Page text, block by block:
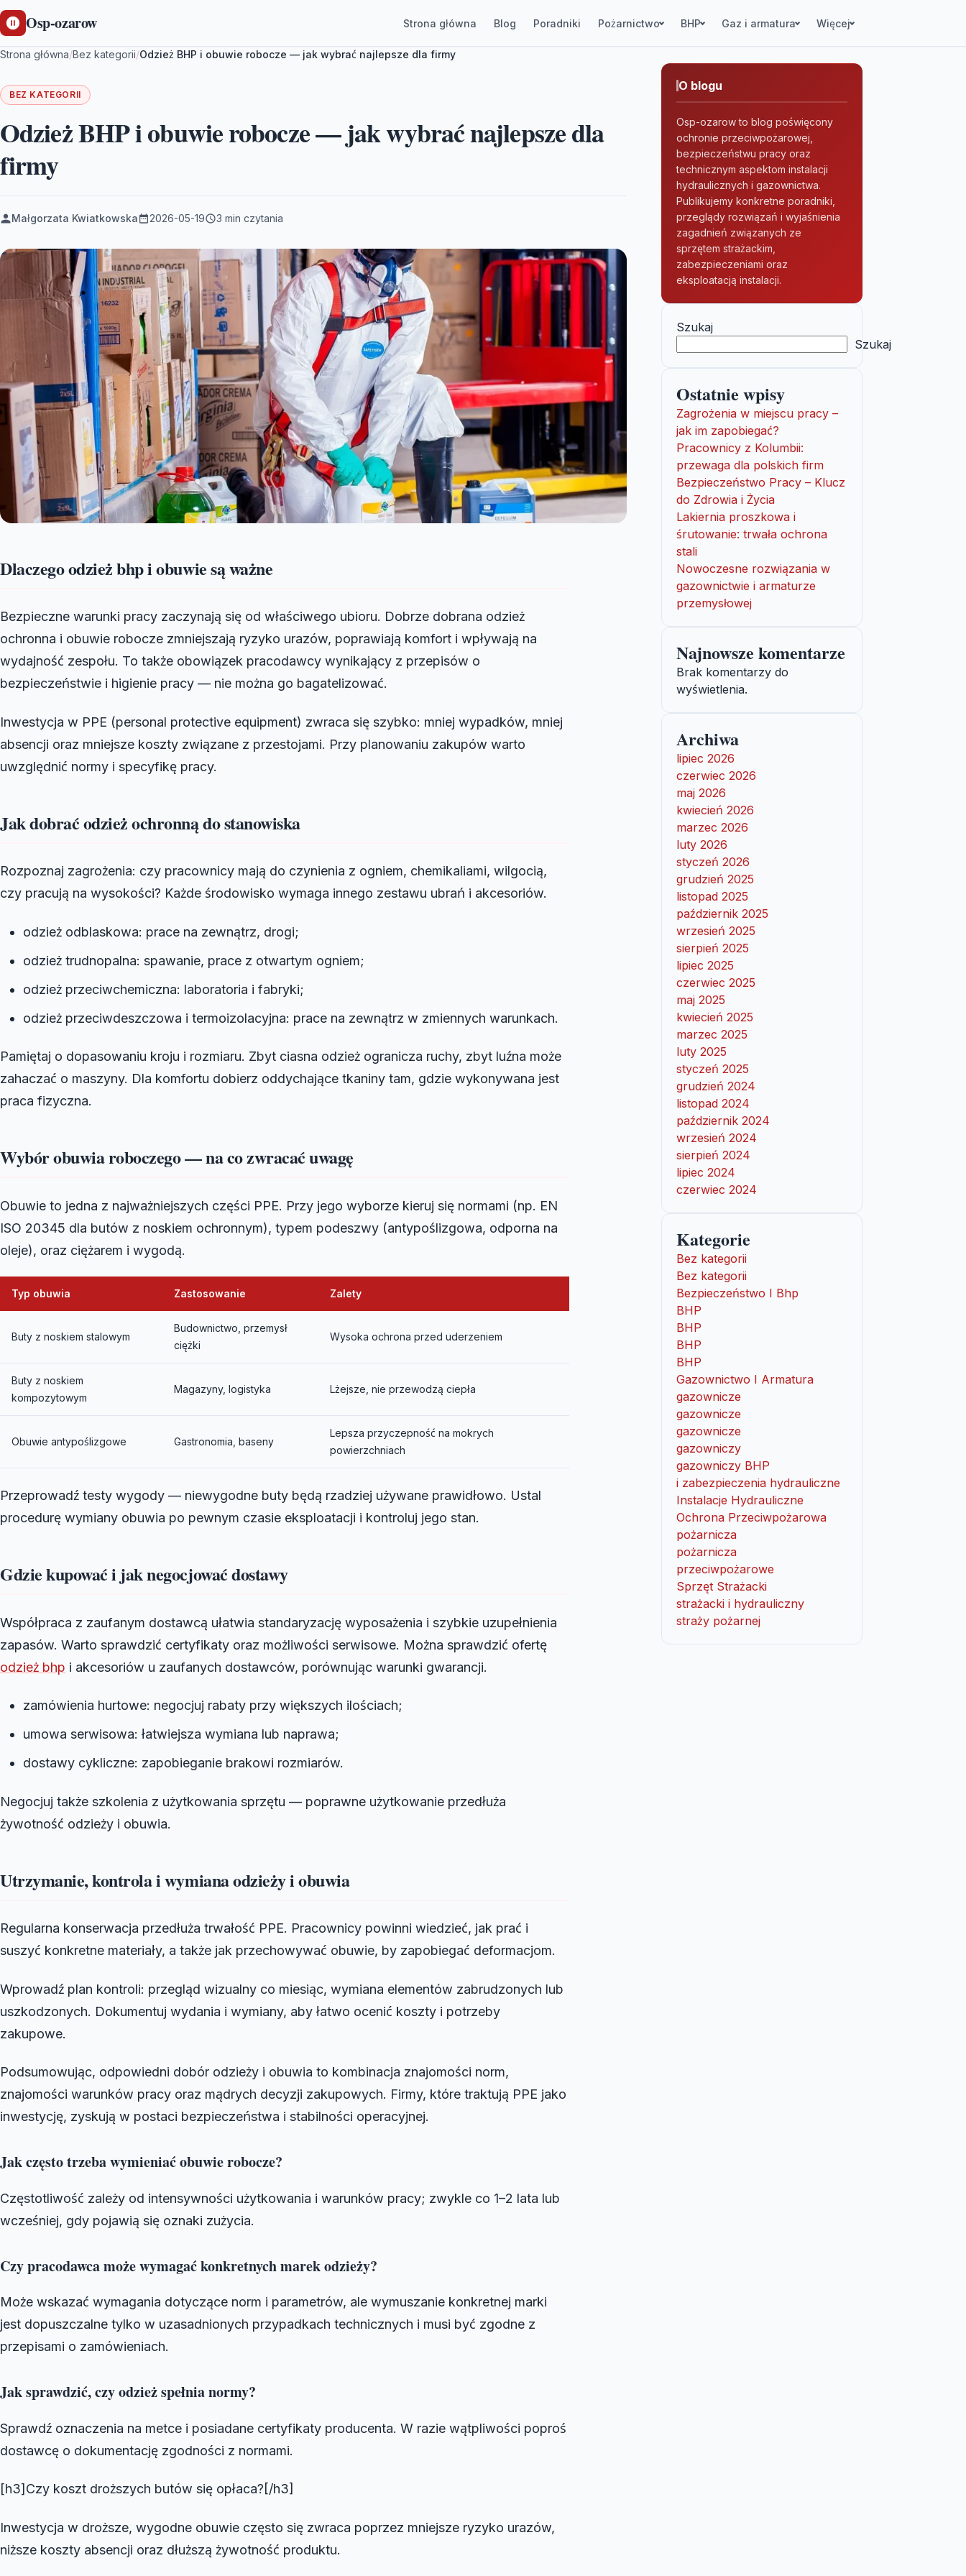
Osp-ozarow Strona główna Blog Poradniki Pożarnictwo BHP Gaz i armatura Więcej
Strona główna/Bez kategorii/Odzież BHP i obuwie robocze — jak wybrać najlepsze dla firmy
BEZ KATEGORII
Odzież BHP i obuwie robocze — jak wybrać najlepsze dla
firmy
Małgorzata Kwiatkowska 2026-05-19 3 min czytania
Dlaczego odzież bhp i obuwie są ważne
Bezpieczne warunki pracy zaczynają się od właściwego ubioru. Dobrze dobrana odzież
ochronna i obuwie robocze zmniejszają ryzyko urazów, poprawiają komfort i wpływają na
wydajność zespołu. To także obowiązek pracodawcy wynikający z przepisów o
bezpieczeństwie i higienie pracy — nie można go bagatelizować.
Inwestycja w PPE (personal protective equipment) zwraca się szybko: mniej wypadków, mniej
absencji oraz mniejsze koszty związane z przestojami. Przy planowaniu zakupów warto
uwzględnić normy i specyfikę pracy.
Jak dobrać odzież ochronną do stanowiska
Rozpoznaj zagrożenia: czy pracownicy mają do czynienia z ogniem, chemikaliami, wilgocią,
czy pracują na wysokości? Każde środowisko wymaga innego zestawu ubrań i akcesoriów.
odzież odblaskowa: prace na zewnątrz, drogi;
odzież trudnopalna: spawanie, prace z otwartym ogniem;
odzież przeciwchemiczna: laboratoria i fabryki;
odzież przeciwdeszczowa i termoizolacyjna: prace na zewnątrz w zmiennych warunkach.
Pamiętaj o dopasowaniu kroju i rozmiaru. Zbyt ciasna odzież ogranicza ruchy, zbyt luźna może
zahaczać o maszyny. Dla komfortu dobierz oddychające tkaniny tam, gdzie wykonywana jest
praca fizyczna.
Wybór obuwia roboczego — na co zwracać uwagę
Obuwie to jedna z najważniejszych części PPE. Przy jego wyborze kieruj się normami (np. EN
ISO 20345 dla butów z noskiem ochronnym), typem podeszwy (antypoślizgowa, odporna na
oleje), oraz ciężarem i wygodą.
Typ obuwia Zastosowanie Zalety
Buty z noskiem stalowym
Budownictwo, przemysł
ciężki
Wysoka ochrona przed uderzeniem
Buty z noskiem
kompozytowym
Magazyny, logistyka Lżejsze, nie przewodzą ciepła
Obuwie antypoślizgowe Gastronomia, baseny
Lepsza przyczepność na mokrych
powierzchniach
Przeprowadź testy wygody — niewygodne buty będą rzadziej używane prawidłowo. Ustal
procedurę wymiany obuwia po pewnym czasie eksploatacji i kontroluj jego stan.
Gdzie kupować i jak negocjować dostawy
Współpraca z zaufanym dostawcą ułatwia standaryzację wyposażenia i szybkie uzupełnienia
zapasów. Warto sprawdzić certyfikaty oraz możliwości serwisowe. Można sprawdzić ofertę
odzież bhp i akcesoriów u zaufanych dostawców, porównując warunki gwarancji.
zamówienia hurtowe: negocjuj rabaty przy większych ilościach;
umowa serwisowa: łatwiejsza wymiana lub naprawa;
dostawy cykliczne: zapobieganie brakowi rozmiarów.
Negocjuj także szkolenia z użytkowania sprzętu — poprawne użytkowanie przedłuża
żywotność odzieży i obuwia.
Utrzymanie, kontrola i wymiana odzieży i obuwia
Regularna konserwacja przedłuża trwałość PPE. Pracownicy powinni wiedzieć, jak prać i
suszyć konkretne materiały, a także jak przechowywać obuwie, by zapobiegać deformacjom.
Wprowadź plan kontroli: przegląd wizualny co miesiąc, wymiana elementów zabrudzonych lub
uszkodzonych. Dokumentuj wydania i wymiany, aby łatwo ocenić koszty i potrzeby
zakupowe.
Podsumowując, odpowiedni dobór odzieży i obuwia to kombinacja znajomości norm,
znajomości warunków pracy oraz mądrych decyzji zakupowych. Firmy, które traktują PPE jako
inwestycję, zyskują w postaci bezpieczeństwa i stabilności operacyjnej.
Jak często trzeba wymieniać obuwie robocze?
Częstotliwość zależy od intensywności użytkowania i warunków pracy; zwykle co 1–2 lata lub
wcześniej, gdy pojawią się oznaki zużycia.
Czy pracodawca może wymagać konkretnych marek odzieży?
Może wskazać wymagania dotyczące norm i parametrów, ale wymuszanie konkretnej marki
jest dopuszczalne tylko w uzasadnionych przypadkach technicznych i musi być zgodne z
przepisami o zamówieniach.
Jak sprawdzić, czy odzież spełnia normy?
Sprawdź oznaczenia na metce i posiadane certyfikaty producenta. W razie wątpliwości poproś
dostawcę o dokumentację zgodności z normami.
[h3]Czy koszt droższych butów się opłaca?[/h3]
Inwestycja w droższe, wygodne obuwie często się zwraca poprzez mniejsze ryzyko urazów,
niższe koszty absencji oraz dłuższą żywotność produktu.
O blogu
Osp-ozarow to blog poświęcony
ochronie przeciwpożarowej,
bezpieczeństwu pracy oraz
technicznym aspektom instalacji
hydraulicznych i gazownictwa.
Publikujemy konkretne poradniki,
przeglądy rozwiązań i wyjaśnienia
zagadnień związanych ze
sprzętem strażackim,
zabezpieczeniami oraz
eksploatacją instalacji.
Szukaj
Szukaj
Ostatnie wpisy
Zagrożenia w miejscu pracy –
jak im zapobiegać?
Pracownicy z Kolumbii:
przewaga dla polskich firm
Bezpieczeństwo Pracy – Klucz
do Zdrowia i Życia
Lakiernia proszkowa i
śrutowanie: trwała ochrona
stali
Nowoczesne rozwiązania w
gazownictwie i armaturze
przemysłowej
Najnowsze komentarze
Brak komentarzy do
wyświetlenia.
Archiwa
lipiec 2026
czerwiec 2026
maj 2026
kwiecień 2026
marzec 2026
luty 2026
styczeń 2026
grudzień 2025
listopad 2025
październik 2025
wrzesień 2025
sierpień 2025
lipiec 2025
czerwiec 2025
maj 2025
kwiecień 2025
marzec 2025
luty 2025
styczeń 2025
grudzień 2024
listopad 2024
październik 2024
wrzesień 2024
sierpień 2024
lipiec 2024
czerwiec 2024
Kategorie
Bez kategorii
Bez kategorii
Bezpieczeństwo I Bhp
BHP
BHP
BHP
BHP
Gazownictwo I Armatura
gazownicze
gazownicze
gazownicze
gazowniczy
gazowniczy BHP
i zabezpieczenia hydrauliczne
Instalacje Hydrauliczne
Ochrona Przeciwpożarowa
pożarnicza
pożarnicza
przeciwpożarowe
Sprzęt Strażacki
strażacki i hydrauliczny
straży pożarnej